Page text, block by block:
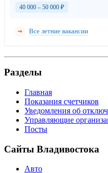
40 000 – 50 000 ₽
Все летние вакансии
Разделы
Главная
Показания счетчиков
Уведомления об
Управляющие
Посты
Сайты Владивостока
Авто